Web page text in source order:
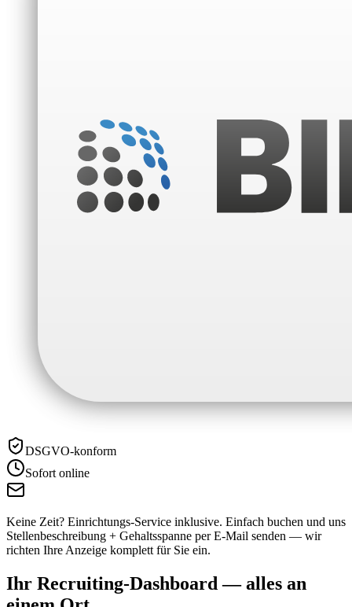
DSGVO-konform
Sofort online
Keine Zeit? Einrichtungs-Service inklusive. Einfach buchen und uns
Stellenbeschreibung + Gehaltsspanne per E-Mail senden — wir
richten Ihre Anzeige komplett für Sie ein.
Ihr Recruiting-Dashboard — alles an